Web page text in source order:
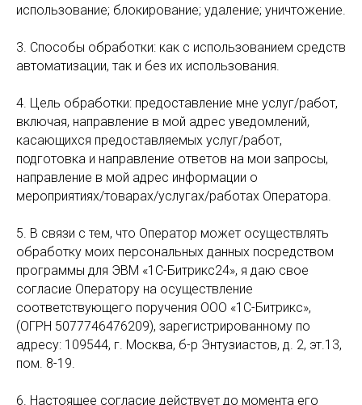
использование; блокирование; удаление; уничтожение.
3. Способы обработки: как с использованием средств
автоматизации, так и без их использования.
4. Цель обработки: предоставление мне услуг/работ,
включая, направление в мой адрес уведомлений,
касающихся предоставляемых услуг/работ,
подготовка и направление ответов на мои запросы,
направление в мой адрес информации о
мероприятиях/товарах/услугах/работах Оператора.
5. В связи с тем, что Оператор может осуществлять
обработку моих персональных данных посредством
программы для ЭВМ «1С-Битрикс24», я даю свое
согласие Оператору на осуществление
соответствующего поручения ООО «1С-Битрикс»,
(ОГРН 5077746476209), зарегистрированному по
адресу: 109544, г. Москва, б-р Энтузиастов, д. 2, эт.13,
пом. 8-19.
6. Настоящее согласие действует до момента его